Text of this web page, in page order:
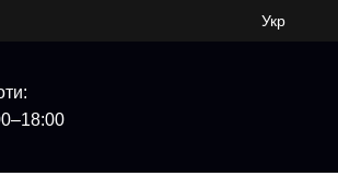
Укр